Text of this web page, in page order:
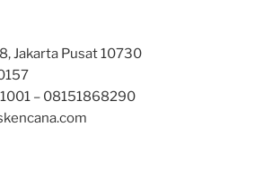
Jakarta Pusat 10730
– 08151868290